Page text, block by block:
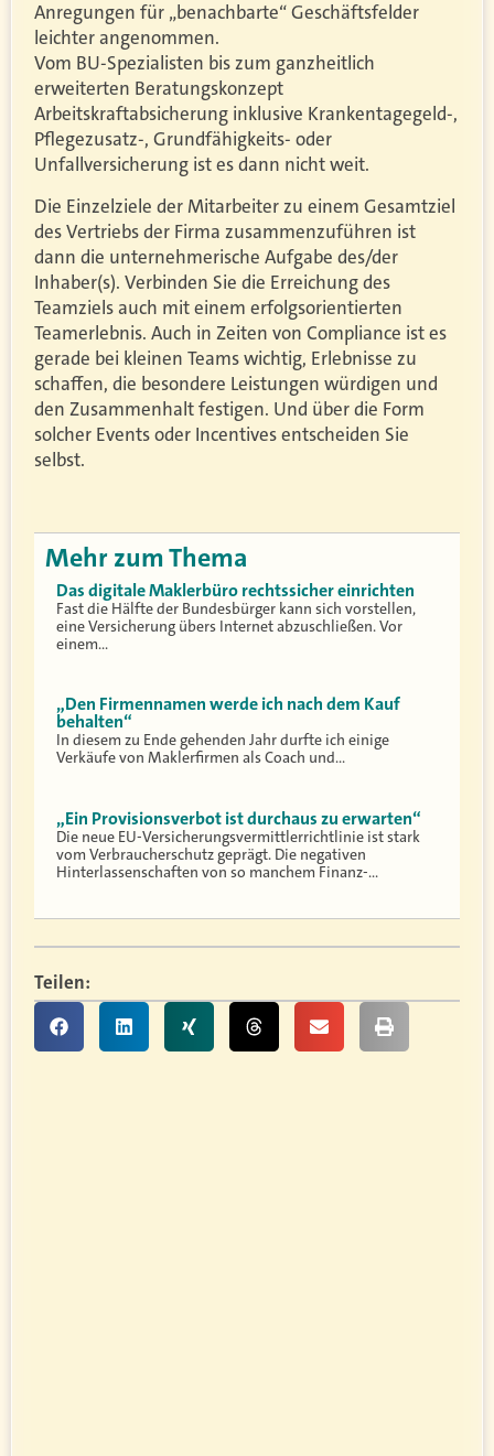
Anregungen für „benachbarte“ Geschäftsfelder
leichter angenommen.
Vom BU-Spezialisten bis zum ganzheitlich
erweiterten Beratungskonzept
Arbeitskraftabsicherung inklusive Krankentagegeld-,
Pflegezusatz-, Grundfähigkeits- oder
Unfallversicherung ist es dann nicht weit.
Die Einzelziele der Mitarbeiter zu einem Gesamtziel
des Vertriebs der Firma zusammenzuführen ist
dann die unternehmerische Aufgabe des/der
Inhaber(s). Verbinden Sie die Erreichung des
Teamziels auch mit einem erfolgsorientierten
Teamerlebnis. Auch in Zeiten von Compliance ist es
gerade bei kleinen Teams wichtig, Erlebnisse zu
schaffen, die besondere Leistungen würdigen und
den Zusammenhalt festigen. Und über die Form
solcher Events oder Incentives entscheiden Sie
selbst.
Mehr zum Thema
Das digitale Maklerbüro rechtssicher einrichten
Fast die Hälfte der Bundesbürger kann sich vorstellen,
eine Versicherung übers Internet abzuschließen. Vor
einem…
„Den Firmennamen werde ich nach dem Kauf
behalten“
In diesem zu Ende gehenden Jahr durfte ich einige
Verkäufe von Maklerfirmen als Coach und…
„Ein Provisionsverbot ist durchaus zu erwarten“
Die neue EU-Versicherungsvermittlerrichtlinie ist stark
vom Verbraucherschutz geprägt. Die negativen
Hinterlassenschaften von so manchem Finanz-…
Teilen: